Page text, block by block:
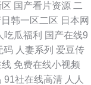
妖三级片 九九国产 国
观看 五月天午夜福利
福利色av 色图dd 欧韩
国产看片资源 二
日韩一区二区 日本网
吃瓜福利 国产在线9
码 人妻系列 爱豆传
线 免费在线小视频
91社在线高清 人人